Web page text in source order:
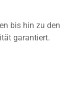
bis hin zu den
garantiert.